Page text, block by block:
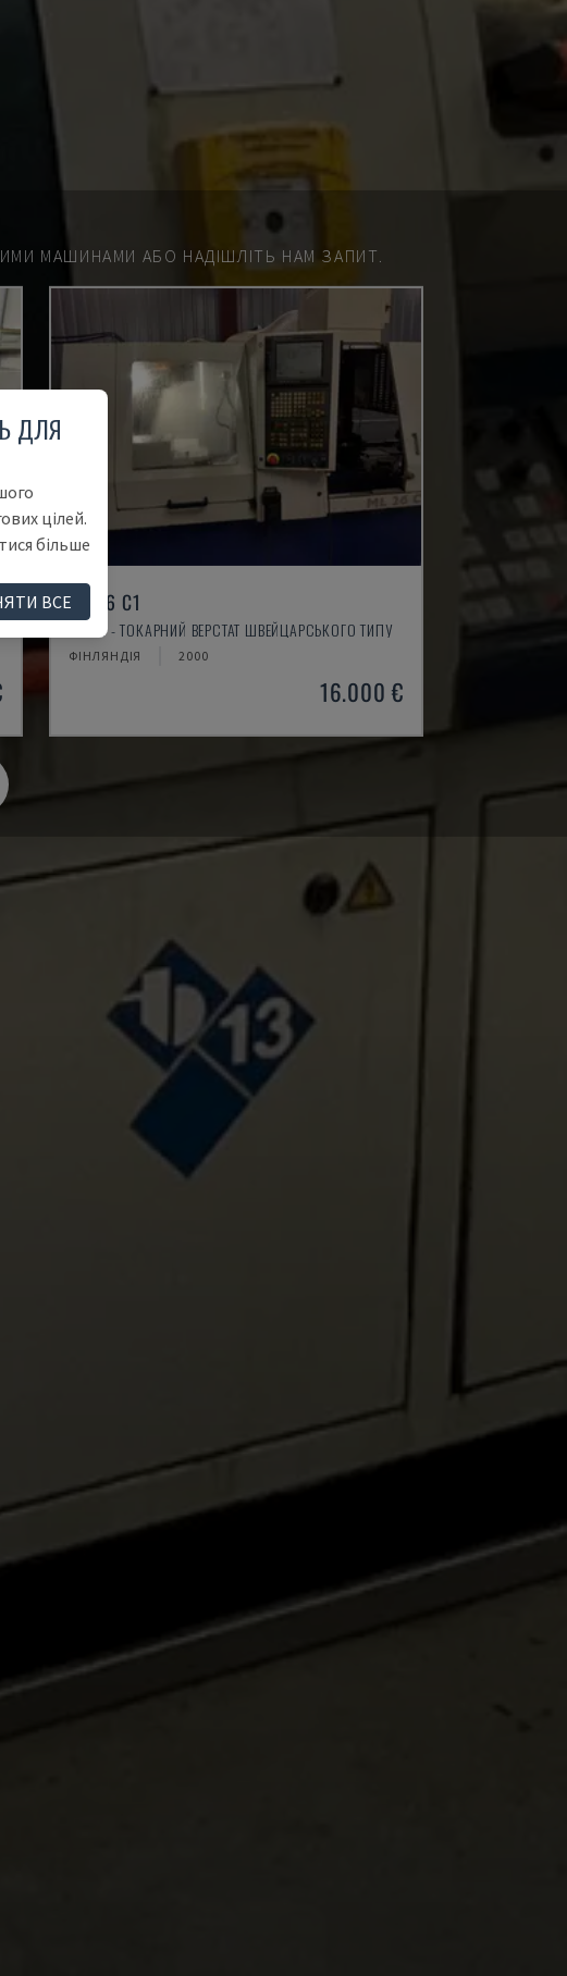
МАШИНАМИ АБО НАДІШЛІТЬ НАМ ЗАПИТ.
ML 26 C1
MAIER - ТОКАРНИЙ ВЕРСТАТ ШВЕЙЦАРСЬКОГО ТИПУ
ФІНЛЯНДІЯ 2000
16.000 €
для
цілей.
більше
ВСЕ